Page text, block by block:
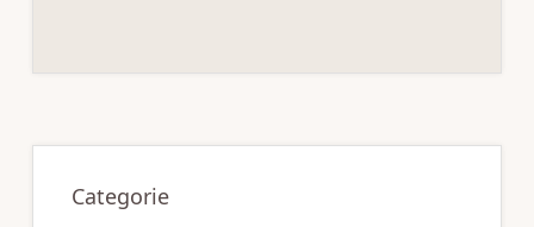
o
di
Primary
Sidebar
Categorie